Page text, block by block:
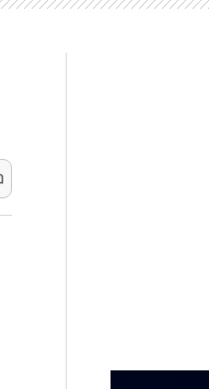
원 구조
발효
소될 듯
것"
지대' 우려
진